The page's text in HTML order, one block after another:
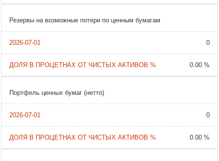
Резервы на возможные потери по ценным бумагам
0
0.00 %
Портфель ценных бумаг (нетто)
0
0.00 %